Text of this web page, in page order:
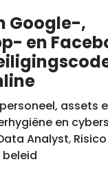
Google-,
en
assets
en
Analyst, Risico